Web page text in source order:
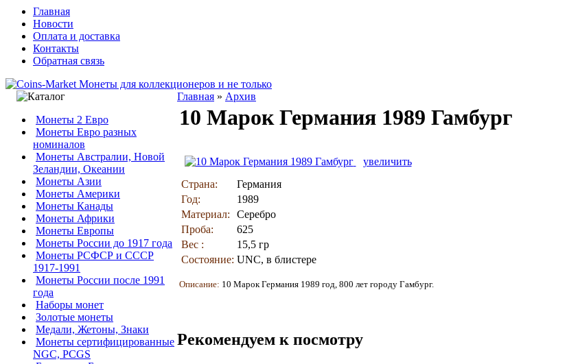
Главная
Новости
Оплата и доставка
Контакты
Обратная связь
Монеты 2 Евро
Монеты Евро разных
номиналов
Монеты Австралии, Новой
Зеландии, Океании
Монеты Азии
Монеты Америки
Монеты Канады
Монеты Африки
Монеты Европы
Монеты России до 1917 года
Монеты РСФСР и СССР
1917-1991
Монеты России после 1991
года
Наборы монет
Золотые монеты
Медали, Жетоны, Знаки
Монеты сертифицированные
NGC, PCGS
Главная » Архив
10 Марок Германия 1989 Гамбург
увеличить
Страна:
Германия
Год:
1989
Материал:
Серебро
Проба:
625
Вес :
15,5 гр
Состояние: UNC, в блистере
Описание: 10 Марок Германия 1989 год, 800 лет городу Гамбург.
Рекомендуем к посмотру